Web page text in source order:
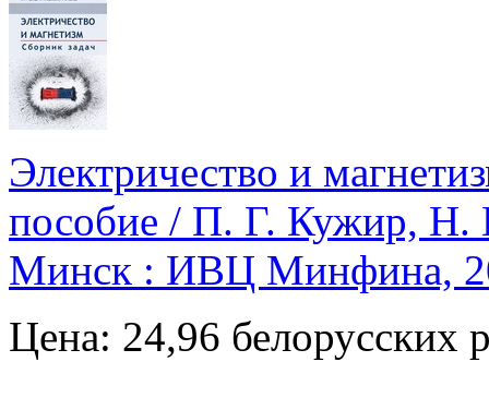
Электричество и
пособие / П. Г. Кужир,
Минск : ИВЦ Минфина,
Цена: 24,96 белорусских